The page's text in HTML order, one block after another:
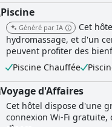
Piscine
Généré par IA
Cet
hydromassage, et d'un
peuvent profiter des
Piscine Chauffée
Voyage d'Affaires
Cet hôtel dispose d'une
connexion Wi-Fi